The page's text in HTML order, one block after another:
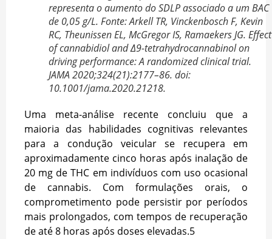
representa o aumento do SDLP associado a um BAC
de 0,05 g/L. Fonte: Arkell TR, Vinckenbosch F, Kevin
RC, Theunissen EL, McGregor IS, Ramaekers JG. Effect
of cannabidiol and Δ9-tetrahydrocannabinol on
driving performance: A randomized clinical trial.
JAMA 2020;324(21):2177–86. doi:
10.1001/jama.2020.21218.
Uma meta-análise recente concluiu que a
maioria das habilidades cognitivas relevantes
para a condução veicular se recupera em
aproximadamente cinco horas após inalação de
20 mg de THC em indivíduos com uso ocasional
de cannabis. Com formulações orais, o
comprometimento pode persistir por períodos
mais prolongados, com tempos de recuperação
de até 8 horas após doses elevadas.5